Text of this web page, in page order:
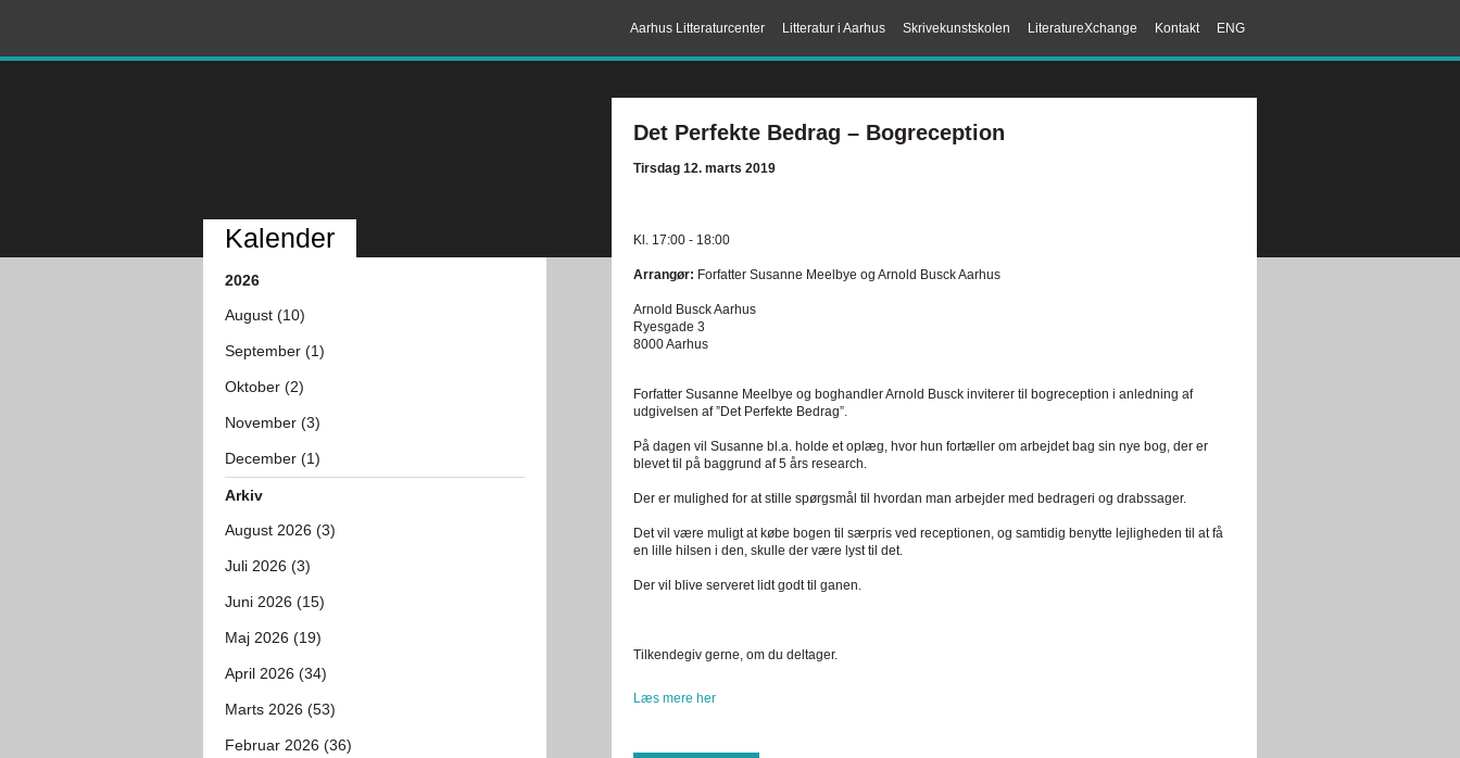
ENG
Kontakt
LiteratureXchange
Skrivekunstskolen
Litteratur i Aarhus
Aarhus Litteraturcenter
Det Perfekte Bedrag – Bogreception
Tirsdag 12. marts 2019
Kl. 17:00 - 18:00
Arrangør: Forfatter Susanne Meelbye og Arnold Busck Aarhus
Arnold Busck Aarhus
Ryesgade 3
8000 Aarhus
Forfatter Susanne Meelbye og boghandler Arnold Busck inviterer til bogreception i anledning af
udgivelsen af ”Det Perfekte Bedrag”.
På dagen vil Susanne bl.a. holde et oplæg, hvor hun fortæller om arbejdet bag sin nye bog, der er
blevet til på baggrund af 5 års research.
Der er mulighed for at stille spørgsmål til hvordan man arbejder med bedrageri og drabssager.
Det vil være muligt at købe bogen til særpris ved receptionen, og samtidig benytte lejligheden til at få
en lille hilsen i den, skulle der være lyst til det.
Der vil blive serveret lidt godt til ganen.
Tilkendegiv gerne, om du deltager.
Læs mere her
Kalender
2026
August (10)
September (1)
Oktober (2)
November (3)
December (1)
Arkiv
August 2026 (3)
Juli 2026 (3)
Juni 2026 (15)
Maj 2026 (19)
April 2026 (34)
Marts 2026 (53)
Februar 2026 (36)